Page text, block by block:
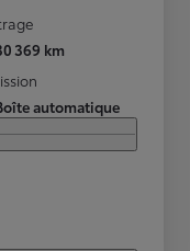
369 km
automatique